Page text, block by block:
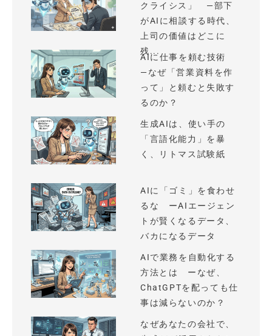
クライシス」 —部下
がAIに相談する時代、
上司の価値はどこに
残...
AIに仕事を頼む技術
—なぜ「営業資料を作
って」と頼むと失敗す
るのか？
生成AIは、使い手の
「言語化能力」を暴
く、リトマス試験紙
AIに「ゴミ」を食わせ
るな ーAIエージェン
トが賢くなるデータ、
バカになるデータ
AIで業務を自動化する
方法とは ーなぜ、
ChatGPTを配っても仕
事は減らないのか？
なぜあなたの会社で、